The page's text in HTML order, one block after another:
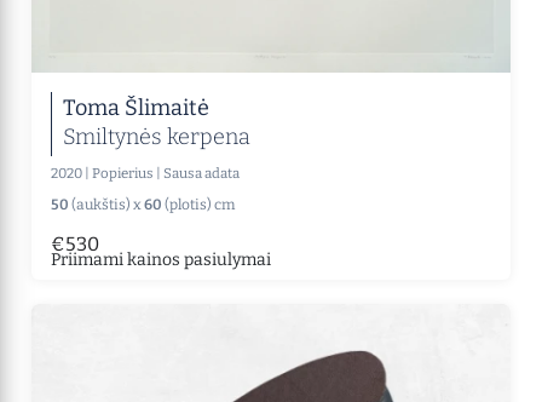
Toma Šlimaitė
Smiltynės kerpena
2020 | Popierius | Sausa adata
50 (aukštis) x60 (plotis) cm
€530
Priimami kainos pasiulymai